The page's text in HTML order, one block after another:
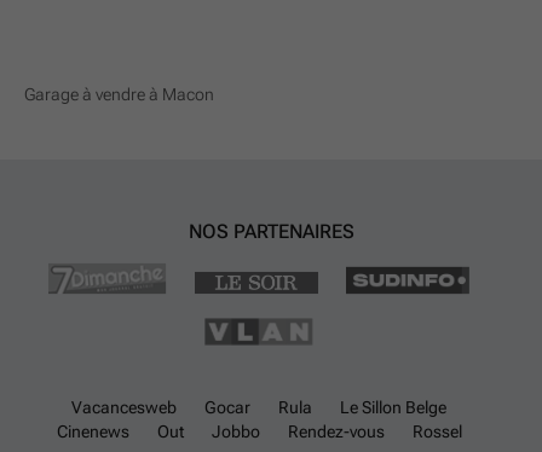
Garage à vendre à Macon
NOS PARTENAIRES
Vacancesweb Gocar Rula
Le Sillon Belge
Cinenews
Out Jobbo Rendez-vous Rossel